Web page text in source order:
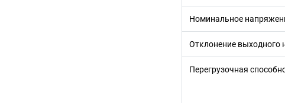
Номинальное
Отклонение выходного
Перегрузочная